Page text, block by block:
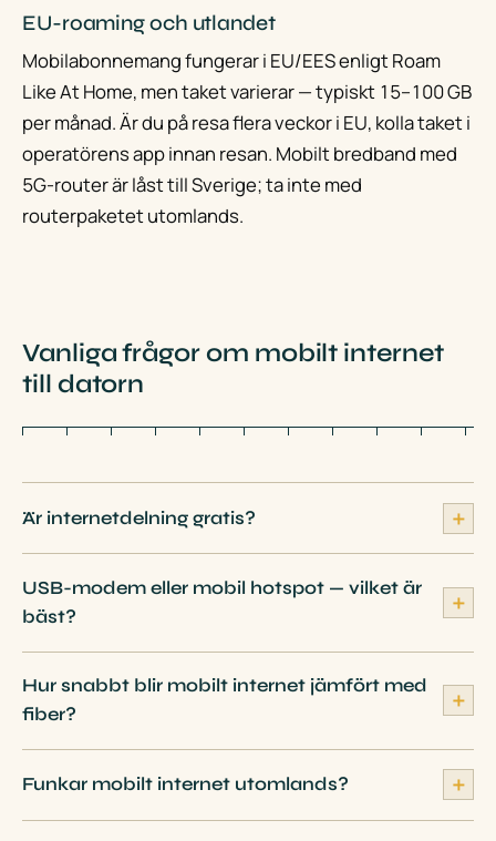
EU-roaming och utlandet
Mobilabonnemang fungerar i EU/EES enligt Roam
Like At Home, men taket varierar — typiskt 15–100 GB
per månad. Är du på resa flera veckor i EU, kolla taket i
operatörens app innan resan. Mobilt bredband med
5G-router är låst till Sverige; ta inte med
routerpaketet utomlands.
Vanliga frågor om mobilt internet
till datorn
Är internetdelning gratis? ＋
USB-modem eller mobil hotspot — vilket är
bäst?
＋
Hur snabbt blir mobilt internet jämfört med
fiber?
＋
Funkar mobilt internet utomlands? ＋